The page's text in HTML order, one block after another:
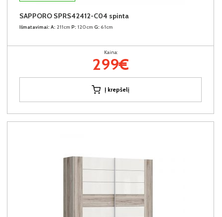
SAPPORO SPRS42412-C04 spinta
Išmatavimai: A: 211cm P: 120cm G: 61cm
Kaina:
299€
Į krepšelį